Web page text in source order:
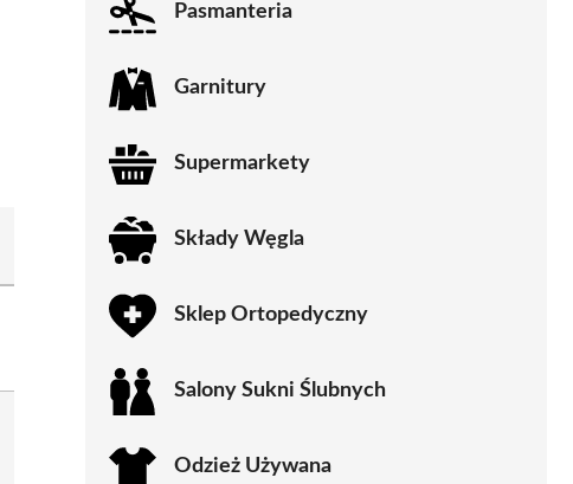
Pasmanteria
Garnitury
Supermarkety
Składy Węgla
Sklep Ortopedyczny
Salony Sukni Ślubnych
Odzież Używana